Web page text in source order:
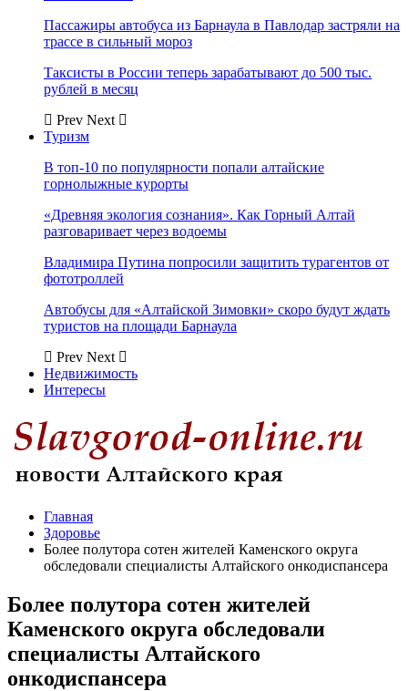
Пассажиры автобуса из Барнаула в Павлодар застряли на
трассе в сильный мороз
Таксисты в России теперь зарабатывают до 500 тыс.
рублей в месяц
Prev Next
Туризм
В топ-10 по популярности попали алтайские
горнолыжные курорты
«Древняя экология сознания». Как Горный Алтай
разговаривает через водоемы
Владимира Путина попросили защитить турагентов от
фототроллей
Автобусы для «Алтайской Зимовки» скоро будут ждать
туристов на площади Барнаула
Prev Next
Недвижимость
Интересы
Главная
Здоровье
Более полутора сотен жителей Каменского округа
обследовали специалисты Алтайского онкодиспансера
Более полутора сотен жителей
Каменского округа обследовали
специалисты Алтайского
онкодиспансера